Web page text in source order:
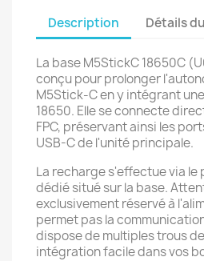
Description Détails
La base M5StickC 18650C
conçu pour prolonger
M5Stick-C en y intégrant
18650. Elle se connecte
FPC, préservant ainsi les
USB-C de l'unité principale.
La recharge s'effectue via le
dédié situé sur la base.
exclusivement réservé à
permet pas la
dispose de multiples trous
intégration facile dans vos